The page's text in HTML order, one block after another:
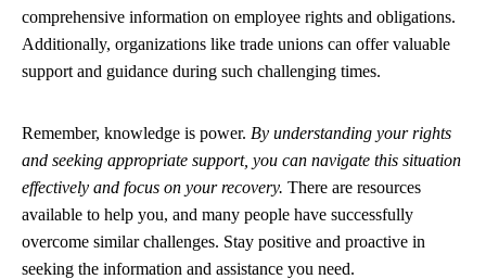
comprehensive information on employee rights and obligations.
Additionally, organizations like trade unions can offer valuable
support and guidance during such challenging times.
Remember, knowledge is power. By understanding your rights
and seeking appropriate support, you can navigate this situation
effectively and focus on your recovery. There are resources
available to help you, and many people have successfully
overcome similar challenges. Stay positive and proactive in
seeking the information and assistance you need.